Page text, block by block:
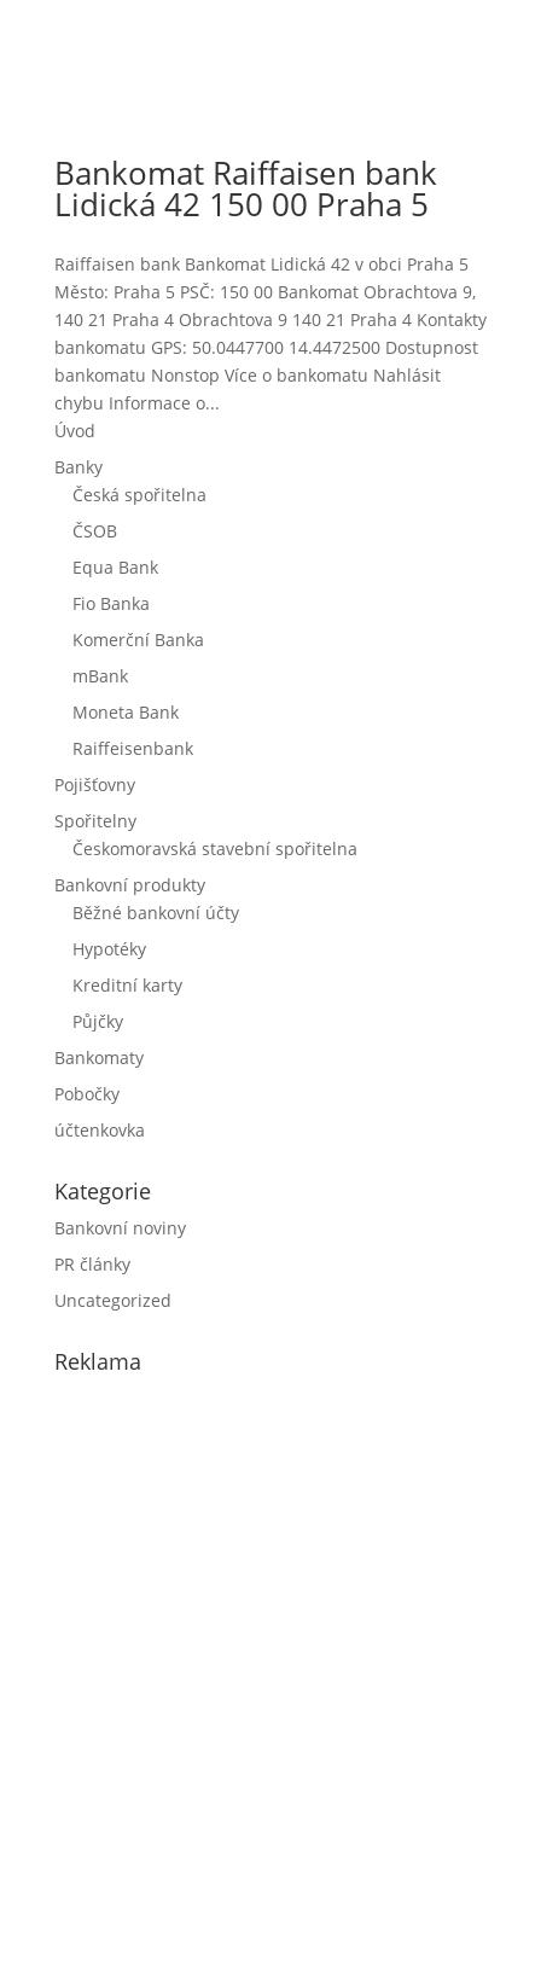
Bankomat Raiffaisen bank
Lidická 42 150 00 Praha 5
Raiffaisen bank Bankomat Lidická 42 v obci Praha 5
Město: Praha 5 PSČ: 150 00 Bankomat Obrachtova 9,
140 21 Praha 4 Obrachtova 9 140 21 Praha 4 Kontakty
bankomatu GPS: 50.0447700 14.4472500 Dostupnost
bankomatu Nonstop Více o bankomatu Nahlásit
chybu Informace o...
Úvod
Banky
Česká spořitelna
ČSOB
Equa Bank
Fio Banka
Komerční Banka
mBank
Moneta Bank
Raiffeisenbank
Pojišťovny
Spořitelny
Českomoravská stavební spořitelna
Bankovní produkty
Běžné bankovní účty
Hypotéky
Kreditní karty
Půjčky
Bankomaty
Pobočky
účtenkovka
Kategorie
Bankovní noviny
PR články
Uncategorized
Reklama